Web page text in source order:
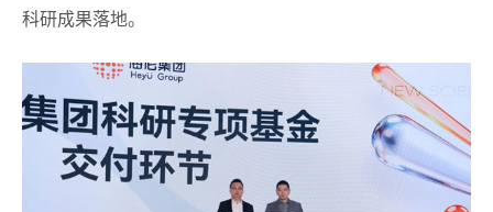
科研成果落地。